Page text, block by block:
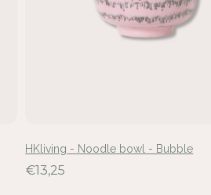
HKliving - Noodle bowl - Bubble
€13,25